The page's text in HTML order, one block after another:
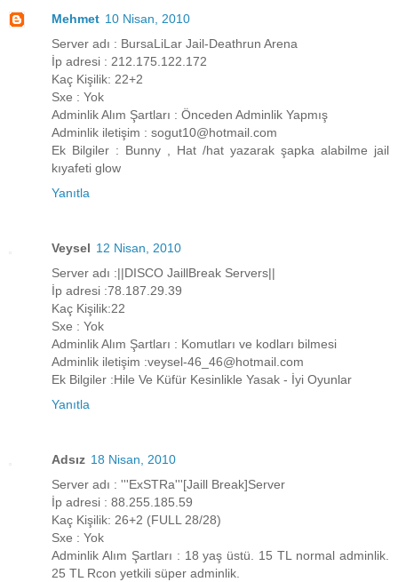
Mehmet 10 Nisan, 2010
Server adı : BursaLiLar Jail-Deathrun Arena
İp adresi : 212.175.122.172
Kaç Kişilik: 22+2
Sxe : Yok
Adminlik Alım Şartları : Önceden Adminlik Yapmış
Adminlik iletişim : sogut10@hotmail.com
Ek Bilgiler : Bunny , Hat /hat yazarak şapka alabilme jail
kıyafeti glow
Yanıtla
Veysel 12 Nisan, 2010
Server adı :||DISCO JaillBreak Servers||
İp adresi :78.187.29.39
Kaç Kişilik:22
Sxe : Yok
Adminlik Alım Şartları : Komutları ve kodları bilmesi
Adminlik iletişim :veysel-46_46@hotmail.com
Ek Bilgiler :Hile Ve Küfür Kesinlikle Yasak - İyi Oyunlar
Yanıtla
Adsız 18 Nisan, 2010
Server adı : '''ExSTRa'''[Jaill Break]Server
İp adresi : 88.255.185.59
Kaç Kişilik: 26+2 (FULL 28/28)
Sxe : Yok
Adminlik Alım Şartları : 18 yaş üstü. 15 TL normal adminlik.
25 TL Rcon yetkili süper adminlik.